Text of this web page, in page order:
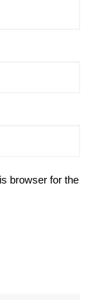
browser for the